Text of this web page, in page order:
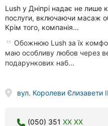
Lush у Дніпрі надає не лише
послуги, включаючи масаж
Крім того, компанія...
Обожнюю Lush за їх
маю особливу любов через
подарункових наб...
вул. Королеви Єлизавети
(050) 351 XX XX